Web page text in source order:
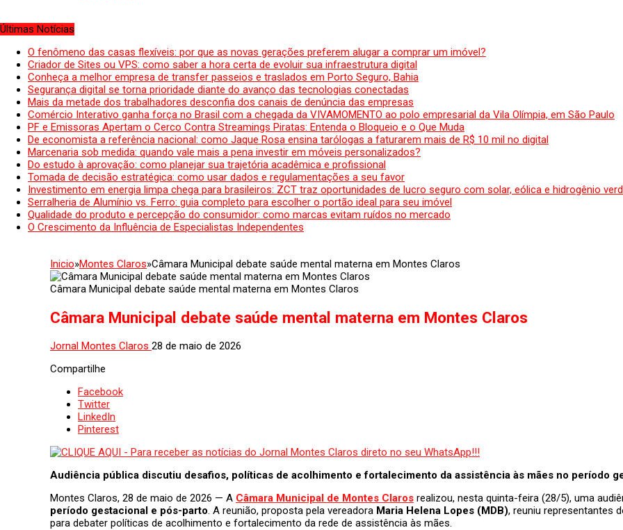
Últimas Notícias
O fenômeno das casas flexíveis: por que as novas gerações preferem alugar a comprar um imóvel?
Criador de Sites ou VPS: como saber a hora certa de evoluir sua infraestrutura digital
Conheça a melhor empresa de transfer passeios e traslados em Porto Seguro, Bahia
Segurança digital se torna prioridade diante do avanço das tecnologias conectadas
Mais da metade dos trabalhadores desconfia dos canais de denúncia das empresas
Comércio Interativo ganha força no Brasil com a chegada da VIVAMOMENTO ao polo empresarial da Vila Olímpia, em São Paulo
PF e Emissoras Apertam o Cerco Contra Streamings Piratas: Entenda o Bloqueio e o Que Muda
De economista a referência nacional: como Jaque Rosa ensina tarólogas a faturarem mais de R$ 10 mil no digital
Marcenaria sob medida: quando vale mais a pena investir em móveis personalizados?
Do estudo à aprovação: como planejar sua trajetória acadêmica e profissional
Tomada de decisão estratégica: como usar dados e regulamentações a seu favor
Investimento em energia limpa chega para brasileiros: ZCT traz oportunidades de lucro seguro com solar, eólica e hidrogênio
Serralheria de Alumínio vs. Ferro: guia completo para escolher o portão ideal para seu imóvel
Qualidade do produto e percepção do consumidor: como marcas evitam ruídos no mercado
O Crescimento da Influência de Especialistas Independentes
Inicio»Montes Claros»Câmara Municipal debate saúde mental materna em Montes Claros
Câmara Municipal debate saúde mental materna em Montes Claros
Câmara Municipal debate saúde mental materna em Montes Claros
Jornal Montes Claros 28 de maio de 2026
Compartilhe
Facebook
Twitter
LinkedIn
Pinterest
Audiência pública discutiu desafios, políticas de acolhimento e fortalecimento da assistência às mães no período
Montes Claros, 28 de maio de 2026 — A Câmara Municipal de Montes Claros realizou, nesta quinta-feira (28/5), uma
período gestacional e pós-parto. A reunião, proposta pela vereadora Maria Helena Lopes (MDB), reuniu representantes
para debater políticas de acolhimento e fortalecimento da rede de assistência às mães.